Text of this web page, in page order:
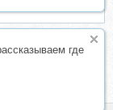
где
(Мария
2024 (Мария